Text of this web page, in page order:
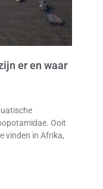
er en waar
Ooit
vinden in Afrika,